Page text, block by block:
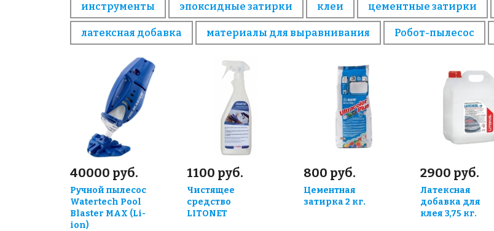
инструменты эпоксидные затирки клеи цементные затирки
латексная добавка материалы для выравнивания Робот-пылесос
40000 руб.
Ручной пылесос
Watertech Pool
Blaster MAX (Li-
ion)
1100 руб.
Чистящее
средство
LITONET
800 руб.
Цементная
затирка 2 кг.
2900 руб.
Латексная
добавка для
клея 3,75 кг.